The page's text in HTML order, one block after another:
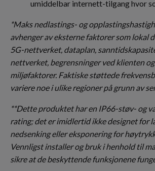
umiddelbar internett-tilgang hvor
*Maks nedlastings- og
avhenger av eksterne faktorer som lokal
5G-nettverket, dataplan,
nettverket, begrensninger ved klienten og
miljøfaktorer. Faktiske støttede
variere noe i ulike regioner på grunn av
**Dette produktet har en IP66-støv- og
rating; det er imidlertid ikke designet for
nedsenking eller eksponering for
Vennligst installer og bruk i henhold til
sikre at de beskyttende funksjonene